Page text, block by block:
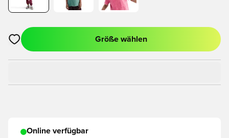
Öffnet ein neues Fenster zum Anmelden oder Registrieren
Größe wählen
Online verfügbar